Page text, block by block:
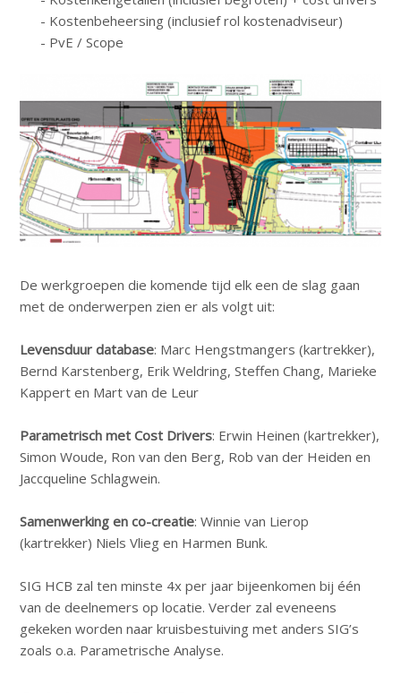
- Kostenbeheersing (inclusief rol kostenadviseur)
- PvE / Scope
De werkgroepen die komende tijd elk een de slag gaan
met de onderwerpen zien er als volgt uit:
Levensduur database: Marc Hengstmangers (kartrekker),
Bernd Karstenberg, Erik Weldring, Steffen Chang, Marieke
Kappert en Mart van de Leur
Parametrisch met Cost Drivers: Erwin Heinen (kartrekker),
Simon Woude, Ron van den Berg, Rob van der Heiden en
Jaccqueline Schlagwein.
Samenwerking en co-creatie: Winnie van Lierop
(kartrekker) Niels Vlieg en Harmen Bunk.
SIG HCB zal ten minste 4x per jaar bijeenkomen bij één
van de deelnemers op locatie. Verder zal eveneens
gekeken worden naar kruisbestuiving met anders SIG’s
zoals o.a. Parametrische Analyse.